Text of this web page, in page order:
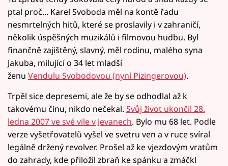
ptal proč... Karel Svoboda měl na kontě řadu
nesmrtelných hitů, které se proslavily i v zahraničí,
několik úspěšných muzikálů i filmovou hudbu. Byl
finančně zajištěný, slavný, měl rodinu, malého syna
Jakuba, milující o 34 let mladší
ženu Vendulu Svobodovou (nyní Pizingerovou).
Trpěl sice depresemi, ale že by se odhodlal až k
takovému činu, nikdo nečekal. Svůj život ukončil 28.
ledna 2007 ve své vile v Jevanech. Bylo mu 68 let. Podle
verze vyšetřovatelů vyšel ve svetru ven a v ruce svíral
legálně držený revolver. Prošel až ke vjezdovým vratům
do zahrady, kde přiložil zbraň ke spánku a zmáčkl